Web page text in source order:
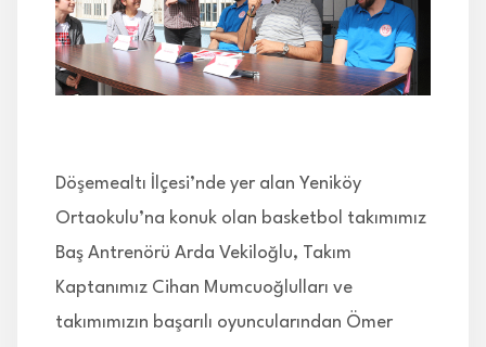
BRANŞLAR
HABERLER
Döşemealtı İlçesi’nde yer alan Yeniköy
Ortaokulu’na konuk olan basketbol takımımız
Baş Antrenörü Arda Vekiloğlu, Takım
Kaptanımız Cihan Mumcuoğlulları ve
takımımızın başarılı oyuncularından Ömer